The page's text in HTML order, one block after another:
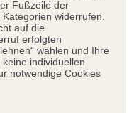
zahlbar vor Ort
Fußzeile der
widerrufen.
auf die
erfolgten
wählen und Ihre
individuellen
notwendige Cookies